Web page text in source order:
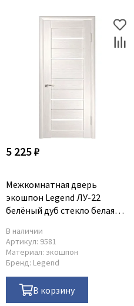
5 225 ₽
Межкомнатная дверь
экошпон Legend ЛУ-22
белёный дуб стекло белая
В наличии
Артикул: 9581
Материал: экошпон
Бренд: Legend
В корзину